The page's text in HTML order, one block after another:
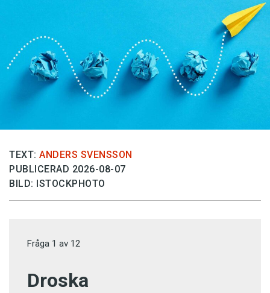
TEXT: ANDERS SVENSSON
PUBLICERAD 2026-08-07
BILD: ISTOCKPHOTO
Fråga 1 av 12
Droska